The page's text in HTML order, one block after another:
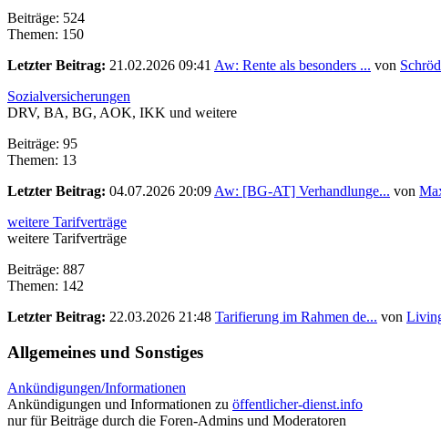
Beiträge: 524
Themen: 150
Letzter Beitrag: 21.02.2026 09:41 Aw: Rente als besonders ... von
Sozialversicherungen
DRV, BA, BG, AOK, IKK und weitere
Beiträge: 95
Themen: 13
Letzter Beitrag: 04.07.2026 20:09 Aw: [BG-AT] Verhandlunge... von
weitere Tarifverträge
weitere Tarifverträge
Beiträge: 887
Themen: 142
Letzter Beitrag: 22.03.2026 21:48 Tarifierung im Rahmen de... von
Allgemeines und Sonstiges
Ankündigungen/Informationen
Ankündigungen und Informationen zu öffentlicher-dienst.info
nur für Beiträge durch die Foren-Admins und Moderatoren